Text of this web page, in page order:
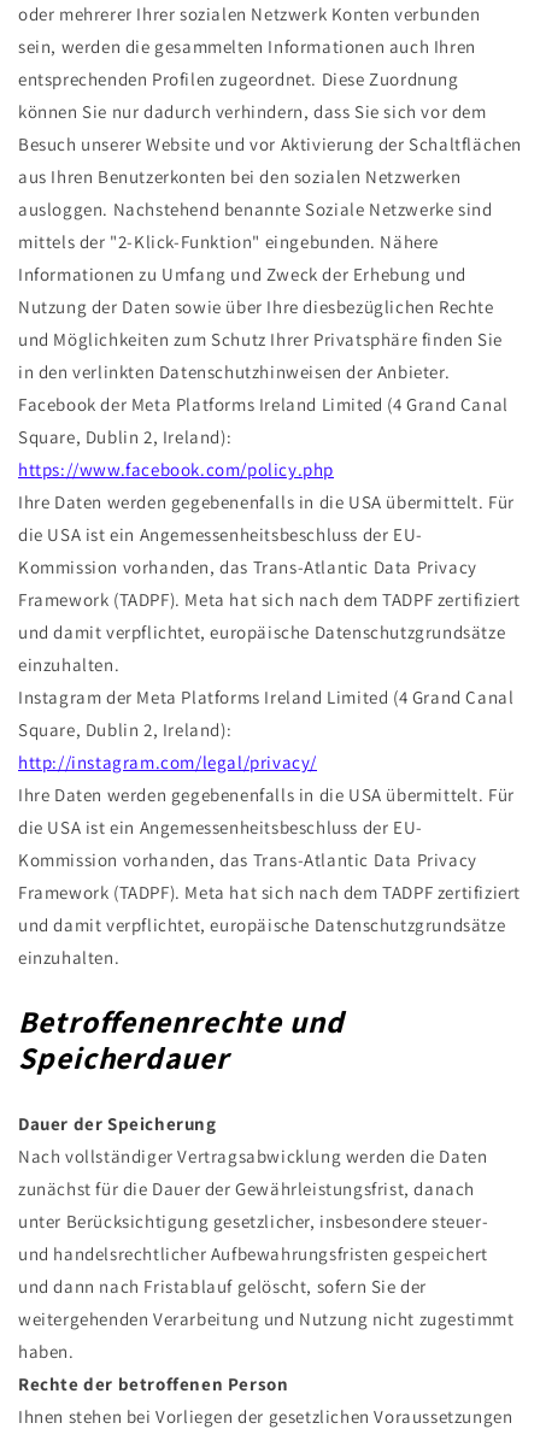
oder mehrerer Ihrer sozialen Netzwerk Konten verbunden
sein, werden die gesammelten Informationen auch Ihren
entsprechenden Profilen zugeordnet. Diese Zuordnung
können Sie nur dadurch verhindern, dass Sie sich vor dem
Besuch unserer Website und vor Aktivierung der Schaltflächen
aus Ihren Benutzerkonten bei den sozialen Netzwerken
ausloggen. Nachstehend benannte Soziale Netzwerke sind
mittels der "2-Klick-Funktion" eingebunden. Nähere
Informationen zu Umfang und Zweck der Erhebung und
Nutzung der Daten sowie über Ihre diesbezüglichen Rechte
und Möglichkeiten zum Schutz Ihrer Privatsphäre finden Sie
in den verlinkten Datenschutzhinweisen der Anbieter.
Facebook der Meta Platforms Ireland Limited (4 Grand Canal
Square, Dublin 2, Ireland):
https://www.facebook.com/policy.php
Ihre Daten werden gegebenenfalls in die USA übermittelt. Für
die USA ist ein Angemessenheitsbeschluss der EU-
Kommission vorhanden, das Trans-Atlantic Data Privacy
Framework (TADPF). Meta hat sich nach dem TADPF zertifiziert
und damit verpflichtet, europäische Datenschutzgrundsätze
einzuhalten.
Instagram der Meta Platforms Ireland Limited (4 Grand Canal
Square, Dublin 2, Ireland):
http://instagram.com/legal/privacy/
Ihre Daten werden gegebenenfalls in die USA übermittelt. Für
die USA ist ein Angemessenheitsbeschluss der EU-
Kommission vorhanden, das Trans-Atlantic Data Privacy
Framework (TADPF). Meta hat sich nach dem TADPF zertifiziert
und damit verpflichtet, europäische Datenschutzgrundsätze
einzuhalten.
Betroffenenrechte und
Speicherdauer
Dauer der Speicherung
Nach vollständiger Vertragsabwicklung werden die Daten
zunächst für die Dauer der Gewährleistungsfrist, danach
unter Berücksichtigung gesetzlicher, insbesondere steuer-
und handelsrechtlicher Aufbewahrungsfristen gespeichert
und dann nach Fristablauf gelöscht, sofern Sie der
weitergehenden Verarbeitung und Nutzung nicht zugestimmt
haben.
Rechte der betroffenen Person
Ihnen stehen bei Vorliegen der gesetzlichen Voraussetzungen